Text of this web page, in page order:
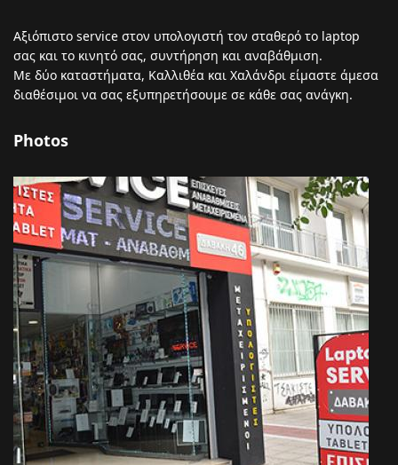
Αξιόπιστο service στον υπολογιστή τον σταθερό το laptop
σας και το κινητό σας, συντήρηση και αναβάθμιση.
Με δύο καταστήματα, Καλλιθέα και Χαλάνδρι είμαστε άμεσα
διαθέσιμοι να σας εξυπηρετήσουμε σε κάθε σας ανάγκη.
Photos